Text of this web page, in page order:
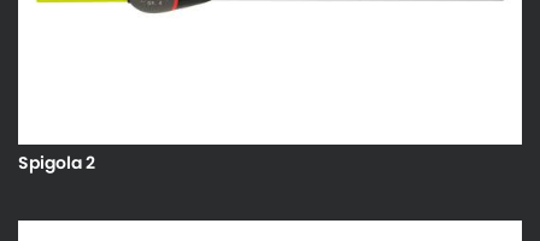
Spigola 2